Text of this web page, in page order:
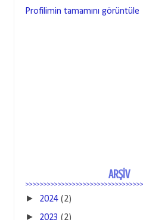
Profilimin tamamını görüntüle
ARŞİV
► 2024 (2)
► 2023 (2)